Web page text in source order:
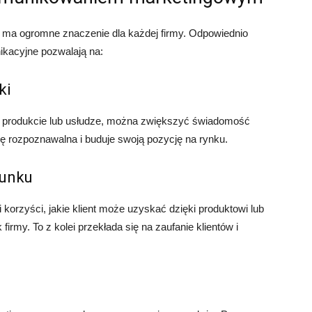
ogromne znaczenie dla każdej firmy. Odpowiednio
pozwalają na:
lub usłudze, można zwiększyć świadomość
rozpoznawalna i buduje swoją pozycję na rynku.
jakie klient może uzyskać dzięki produktowi lub
To z kolei przekłada się na zaufanie klientów i